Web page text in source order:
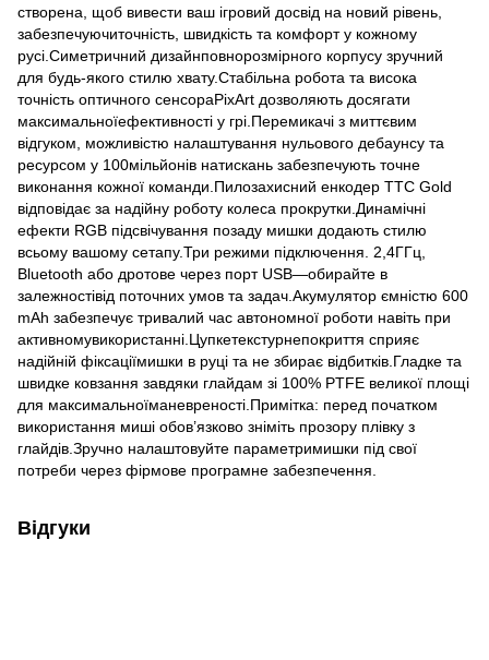
створена, щоб вивести ваш ігровий досвід на новий рівень,
забезпечуючиточність, швидкість та комфорт у кожному
русі.Симетричний дизайнповнорозмірного корпусу зручний
для будь-якого стилю хвату.Стабільна робота та висока
точність оптичного сенсораPixArt дозволяють досягати
максимальноїефективності у грі.Перемикачі з миттєвим
відгуком, можливістю налаштування нульового дебаунсу та
ресурсом у 100мільйонів натискань забезпечують точне
виконання кожної команди.Пилозахисний енкодер TTC Gold
відповідає за надійну роботу колеса прокрутки.Динамічні
ефекти RGB підсвічування позаду мишки додають стилю
всьому вашому сетапу.Три режими підключення. 2,4ГГц,
Bluetooth або дротове через порт USB—обирайте в
залежностівід поточних умов та задач.Акумулятор ємністю 600
mAh забезпечує тривалий час автономної роботи навіть при
активномувикористанні.Цупкетекстурнепокриття сприяє
надійній фіксаціїмишки в руці та не збирає відбитків.Гладке та
швидке ковзання завдяки глайдам зі 100% PTFE великої площі
для максимальноїманевреності.Примітка: перед початком
використання миші обов’язково зніміть прозору плівку з
глайдів.Зручно налаштовуйте параметримишки під свої
потреби через фірмове програмне забезпечення.
Відгуки